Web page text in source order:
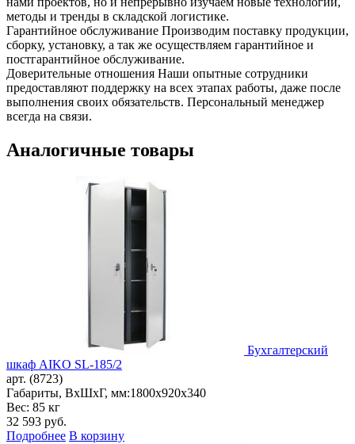
методы и тренды в складской логистике.
Гарантийное обслуживание Производим поставку продукции,
сборку, установку, а так же осуществляем гарантийное и
постгарантийное обслуживание.
Доверительные отношения Наши опытные сотрудники
предоставляют поддержку на всех этапах работы, даже после
выполнения своих обязательств. Персональный менеджер
всегда на связи.
Аналогичные товары
Бухгалтерский
шкаф AIKO SL-185/2
арт. (8723)
Габариты, ВxШxГ, мм:1800x920x340
Вес: 85 кг
32 593 руб.
Подробнее В корзину